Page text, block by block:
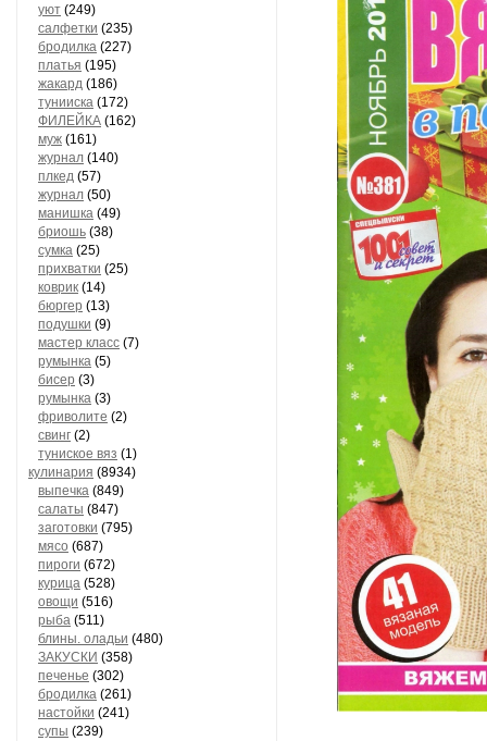
уют (249)
салфетки (235)
бродилка (227)
платья (195)
жакард (186)
тунииска (172)
ФИЛЕЙКА (162)
муж (161)
журнал (140)
плкед (57)
журнал (50)
манишка (49)
бриошь (38)
сумка (25)
прихватки (25)
коврик (14)
бюргер (13)
подушки (9)
мастер класс (7)
румынка (5)
бисер (3)
румынка (3)
фриволите (2)
свинг (2)
туниское вяз (1)
кулинария (8934)
выпечка (849)
салаты (847)
заготовки (795)
мясо (687)
пироги (672)
курица (528)
овощи (516)
рыба (511)
блины. оладьи (480)
ЗАКУСКИ (358)
печенье (302)
бродилка (261)
настойки (241)
супы (239)